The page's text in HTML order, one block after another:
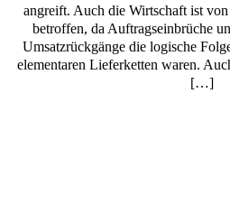
angreift. Auch die Wirtschaft ist
betroffen, da Auftragseinbrüche
Umsatzrückgänge die logische
elementaren Lieferketten waren.
[…]